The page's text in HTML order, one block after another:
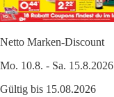
Netto Marken-Discount
Mo. 10.8. - Sa. 15.8.2026
Gültig bis 15.08.2026